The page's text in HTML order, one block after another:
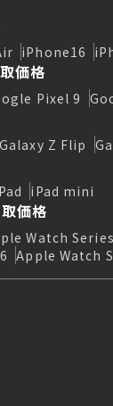
iPhone16
価格
Pixel 9
Galaxy Z Flip
iPad mini
価格
Watch
Apple Watch